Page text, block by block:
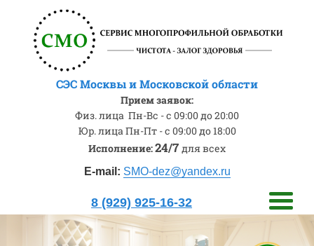
СЭС Москвы и Московской области
Прием заявок:
Физ. лица Пн-Вс - с 09:00 до 20:00
Юр. лицаПн-Пт - с 09:00 до 18:00
Исполнение:24/7 для всех
E-mail: SMO-dez@yandex.ru
8 (929) 925-16-32